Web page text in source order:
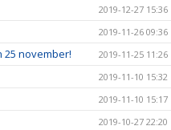
2019-12-27 15:36
2019-11-26 09:36
25 november! 2019-11-25 11:26
2019-11-10 15:32
2019-11-10 15:17
2019-10-27 22:20